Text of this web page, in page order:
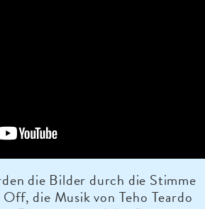
die Bilder durch die Stimme
Off, die Musik von Teho Teardo